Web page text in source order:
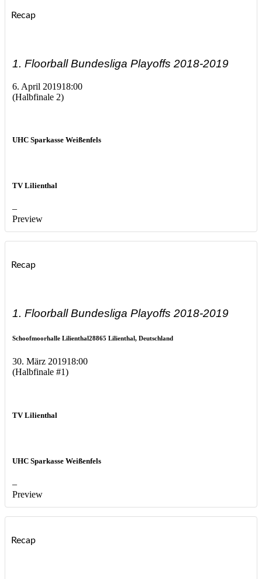
Recap
1. Floorball Bundesliga Playoffs 2018-2019
6. April 201918:00
(Halbfinale 2)
UHC Sparkasse Weißenfels
TV Lilienthal
–
Preview
Recap
1. Floorball Bundesliga Playoffs 2018-2019
Schoofmoorhalle Lilienthal28865 Lilienthal, Deutschland
30. März 201918:00
(Halbfinale #1)
TV Lilienthal
UHC Sparkasse Weißenfels
–
Preview
Recap